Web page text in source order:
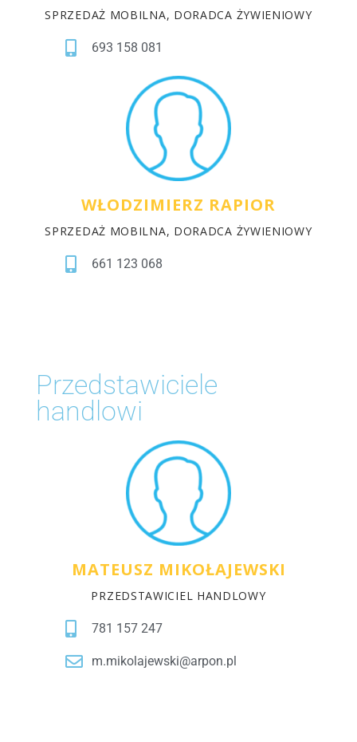
SPRZEDAŻ MOBILNA, DORADCA ŻYWIENIOWY
693 158 081
WŁODZIMIERZ RAPIOR
SPRZEDAŻ MOBILNA, DORADCA ŻYWIENIOWY
661 123 068
Przedstawiciele
handlowi
MATEUSZ MIKOŁAJEWSKI
PRZEDSTAWICIEL HANDLOWY
781 157 247
m.mikolajewski@arpon.pl